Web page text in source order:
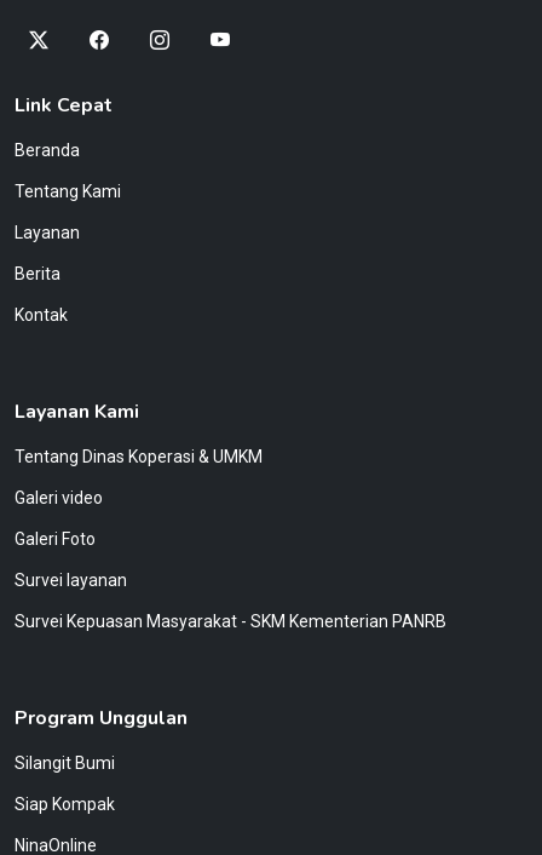
Link Cepat
Beranda
Tentang Kami
Layanan
Berita
Kontak
Layanan Kami
Tentang Dinas Koperasi & UMKM
Galeri video
Galeri Foto
Survei layanan
Survei Kepuasan Masyarakat - SKM Kementerian PANRB
Program Unggulan
Silangit Bumi
Siap Kompak
NinaOnline